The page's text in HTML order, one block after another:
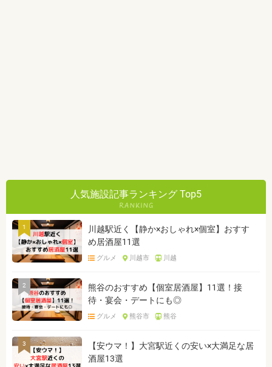
人気施設記事ランキング Top5
1
川越駅近く【静か×おしゃれ×個室】おすす
め居酒屋11選
グルメ 川越市 川越
2
熊谷のおすすめ【個室居酒屋】11選！接
待・宴会・デートにも◎
グルメ 熊谷市 熊谷
3
【安ウマ！】大宮駅近くの安い×大満足な居
酒屋13選